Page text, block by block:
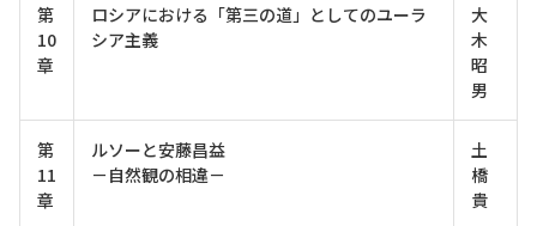
第
10
章
ロシアにおける「第三の道」としてのユーラ
シア主義
大
木
昭
男
第
11
章
ルソーと安藤昌益
－自然観の相違－
土
橋
貴